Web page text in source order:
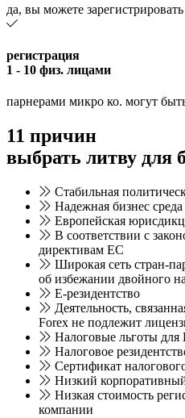
да, вы можете
регистрация
1 - 10 физ. лицами
парнерами микро ко. могут
11 причин
выбрать литву для
Стабильная
Надежная бизнес среда
Европейская
В соответствии с
директивам ЕС
Широкая сеть стран-
об избежании двойного
Е-резидентство
Деятельность,
Forex не подлежит
Налоговые льготы
Налоговое
Сертификат
Низкий
Низкая стоимость
компании